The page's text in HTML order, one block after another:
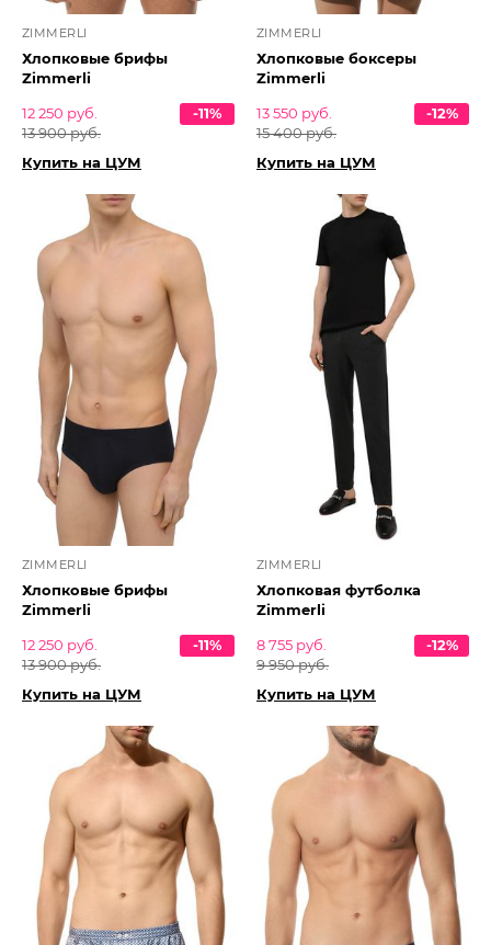
ZIMMERLI
Хлопковые брифы
Zimmerli
12 250 руб.
13 900 руб.
-11%
Купить на ЦУМ
ZIMMERLI
Хлопковые боксеры
Zimmerli
13 550 руб.
15 400 руб.
-12%
Купить на ЦУМ
ZIMMERLI
Хлопковые брифы
Zimmerli
12 250 руб.
13 900 руб.
-11%
Купить на ЦУМ
ZIMMERLI
Хлопковая футболка
Zimmerli
8 755 руб.
9 950 руб.
-12%
Купить на ЦУМ